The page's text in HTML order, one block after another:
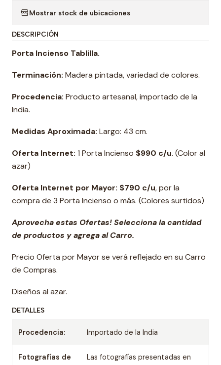
Mostrar stock de ubicaciones
DESCRIPCIÓN
Porta Incienso Tablilla.
Terminación: Madera pintada, variedad de colores.
Procedencia: Producto artesanal, importado de la
India.
Medidas Aproximada: Largo: 43 cm.
Oferta Internet: 1 Porta Incienso $990 c/u. (Color al
azar)
Oferta Internet por Mayor: $790 c/u, por la
compra de 3 Porta Incienso o más. (Colores surtidos)
Aprovecha estas Ofertas! Selecciona la cantidad
de productos y agrega al Carro.
Precio Oferta por Mayor se verá reflejado en su Carro
de Compras.
Diseños al azar.
DETALLES
Procedencia: Importado de la India
Fotografías de
Las fotografías presentadas en